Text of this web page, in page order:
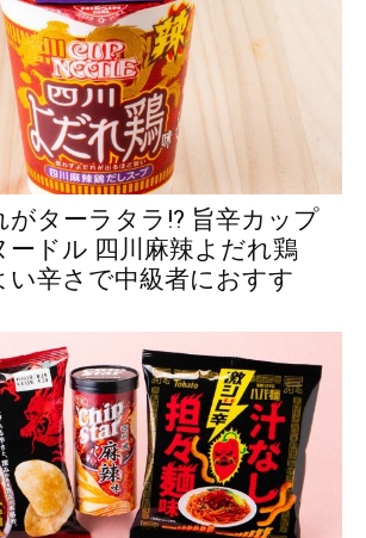
がターラタラ!? 旨辛カップ
ードル 四川麻辣よだれ鶏
い辛さで中級者におすす